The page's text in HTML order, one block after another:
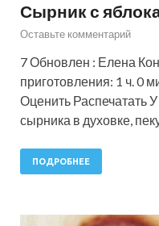
Сырник с
Оставьте комментарий
7 Обновлен : Елена
приготовления: 1 ч. 0
Оценить Распечатать
сырника в духовке,
ПОДРОБНЕЕ